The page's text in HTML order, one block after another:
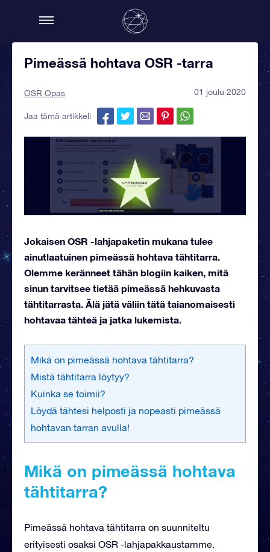
Pimeässä hohtava OSR -tarra
OSR Opas 01 joulu 2020
Jaa tämä artikkeli
Jokaisen OSR -lahjapaketin mukana tulee
ainutlaatuinen pimeässä hohtava tähtitarra.
Olemme keränneet tähän blogiin kaiken, mitä
sinun tarvitsee tietää pimeässä hehkuvasta
tähtitarrasta. Älä jätä väliin tätä taianomaisesti
hohtavaa tähteä ja jatka lukemista.
Mikä on pimeässä hohtava tähtitarra?
Mistä tähtitarra löytyy?
Kuinka se toimii?
Löydä tähtesi helposti ja nopeasti pimeässä
hohtavan tarran avulla!
Mikä on pimeässä hohtava
tähtitarra?
Pimeässä hohtava tähtitarra on suunniteltu
erityisesti osaksi OSR -lahjapakkaustamme.